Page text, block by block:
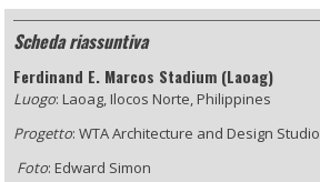
Scheda riassuntiva
Ferdinand E. Marcos Stadium (Laoag)
Luogo: Laoag, Ilocos Norte, Philippines
Progetto:WTA Architecture and Design Studio
Foto: Edward Simon